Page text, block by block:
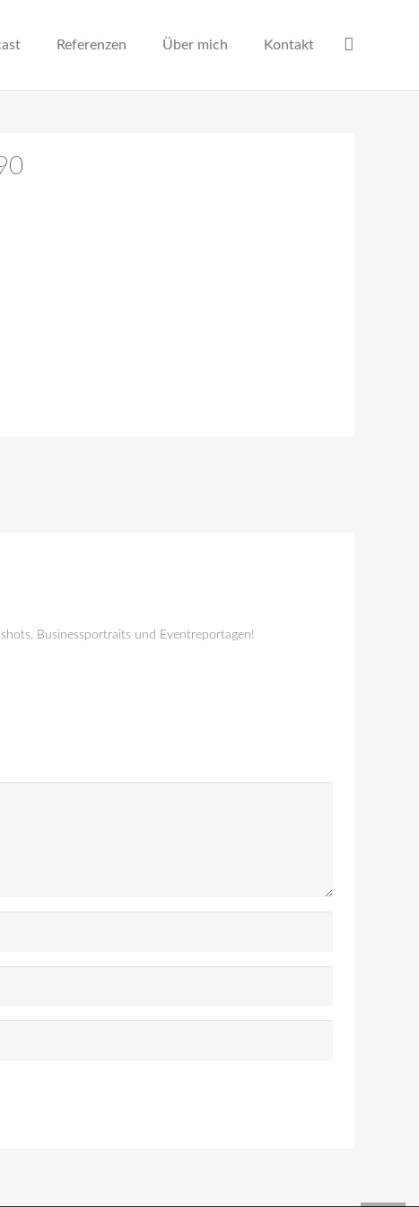
Referenzen Über mich Kontakt
Businessportraits und Eventreportagen!